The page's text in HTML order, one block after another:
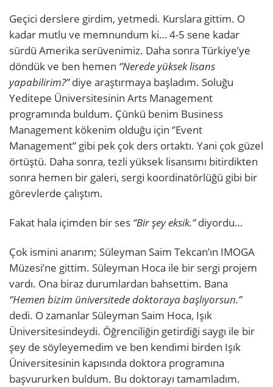
Geçici derslere girdim, yetmedi. Kurslara gittim. O
kadar mutlu ve memnundum ki… 4-5 sene kadar
sürdü Amerika serüvenimiz. Daha sonra Türkiye’ye
döndük ve ben hemen ‘’Nerede yüksek lisans
yapabilirim?’’diye araştırmaya başladım. Soluğu
Yeditepe Üniversitesinin Arts Management
programında buldum. Çünkü benim Business
Management kökenim olduğu için ‘’Event
Management’’ gibi pek çok ders ortaktı. Yani çok güzel
örtüştü. Daha sonra, tezli yüksek lisansımı bitirdikten
sonra hemen bir galeri, sergi koordinatörlüğü gibi bir
görevlerde çalıştım.
Fakat hala içimden bir ses ‘’Bir şey eksik.’’diyordu…
Çok ismini anarım; Süleyman Saim Tekcan’ın IMOGA
Müzesi’ne gittim. Süleyman Hoca ile bir sergi projem
vardı. Ona biraz durumlardan bahsettim. Bana
‘’Hemen bizim üniversitede doktoraya başlıyorsun.’’
dedi. O zamanlar Süleyman Saim Hoca, Işık
Üniversitesindeydi. Öğrenciliğin getirdiği saygı ile bir
şey de söyleyemedim ve ben kendimi birden Işık
Üniversitesinin kapısında doktora programına
başvururken buldum. Bu doktorayı tamamladım.